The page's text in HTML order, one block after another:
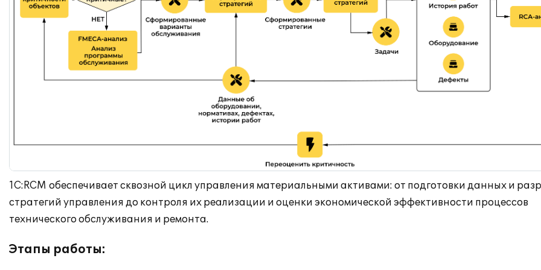
1С:RCM обеспечивает сквозной цикл управления материальными активами: от подготовки данных и
стратегий управления до контроля их реализации и оценки экономической эффективности процессов
технического обслуживания и ремонта.
Этапы работы: